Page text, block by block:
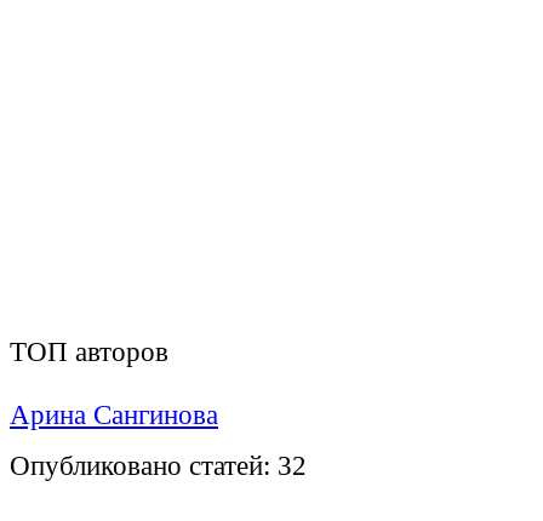
ТОП авторов
Арина Сангинова
Опубликовано статей: 32